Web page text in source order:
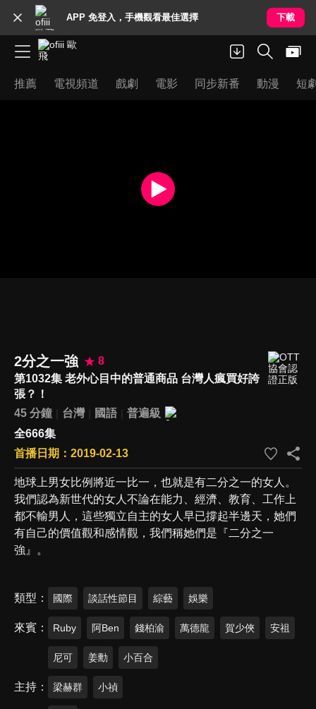
APP 免登入，手機觀看最佳選擇 下載
推薦 電視頻道 戲劇 電影 同步新番 動漫 短
2分之一強
8
第1032集 老外心目中的普通商品 台灣人瘋買好誇
張？！
45 分鐘
台灣 國語
普遍級
全666集
首播日期：2019-02-13
地球上男女比例將近一比一，也就是有二分之一的女人。
我們認為新世代的女人不論在能力、經濟、教育、工作上
都不輸男人，這些獨立自主的女人早已撐起半邊天，她們
有自己的價值觀和感情觀，我們稱她們是『二分之一
強』。
類型 國際 談話性節目 綜藝 娛樂
來賓 Ruby 阿Ben 錢柏渝 萬德龍 賀少俠 安祖
尼可 姜勳 小百合
主持 梁赫群 小禎